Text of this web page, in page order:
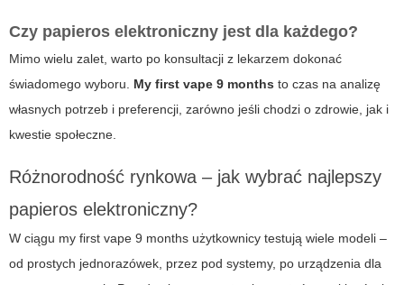
Czy papieros elektroniczny jest dla każdego?
Mimo wielu zalet, warto po konsultacji z lekarzem dokonać
świadomego wyboru. My first vape 9 months to czas na analizę
własnych potrzeb i preferencji, zarówno jeśli chodzi o zdrowie, jak i
kwestie społeczne.
Różnorodność rynkowa – jak wybrać najlepszy
papieros elektroniczny?
W ciągu my first vape 9 months użytkownicy testują wiele modeli –
od prostych jednorazówek, przez pod systemy, po urządzenia dla